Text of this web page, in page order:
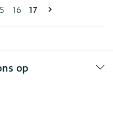
Pagina's
Pagina
16 U lees momenteel
17
op